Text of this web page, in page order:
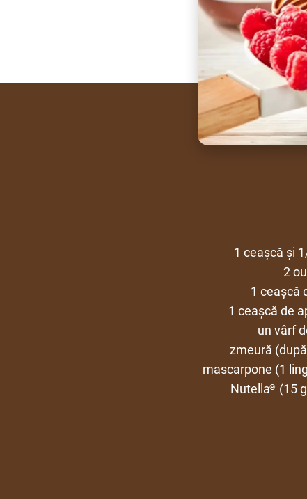
1 ceașcă și
2
1 ceașcă
1 ceașcă de
un vârf
zmeură
mascarpone (1
Nutella® (15